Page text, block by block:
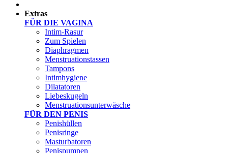
Extras
FÜR DIE VAGINA
Intim-Rasur
Zum Spielen
Diaphragmen
Menstruationstassen
Tampons
Intimhygiene
Dilatatoren
Liebeskugeln
Menstruationsunterwäsche
FÜR DEN PENIS
Penishüllen
Penisringe
Masturbatoren
Penispumpen